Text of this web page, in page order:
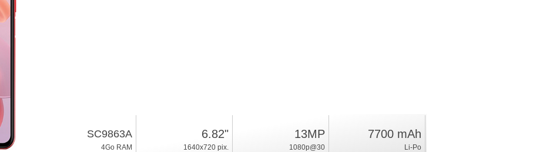
SC9863A
4Go RAM
6.82"
1640x720 pix.
13MP
1080p@30
7700 mAh
Li-Po